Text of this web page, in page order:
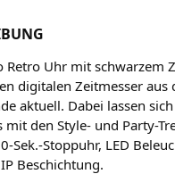
Retro Uhr mit schwarzem
digitalen Zeitmesser aus
aktuell. Dabei lassen
mit den Style- und Party-
Sek.-Stoppuhr, LED
Beschichtung.